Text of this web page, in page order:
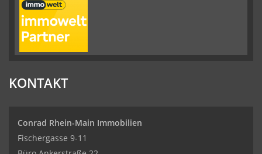
KONTAKT
Conrad Rhein-Main Immobilien
Fischergasse 9-11